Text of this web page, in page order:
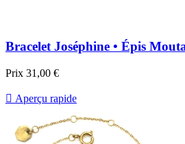
Bracelet Joséphine • Épis
Prix 31,00 €
 Aperçu rapide